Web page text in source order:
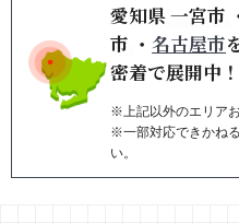
愛知県一宮市
市 ・名古屋市
密着で展開中！
※上記以外のエリア
※一部対応できかね
い。